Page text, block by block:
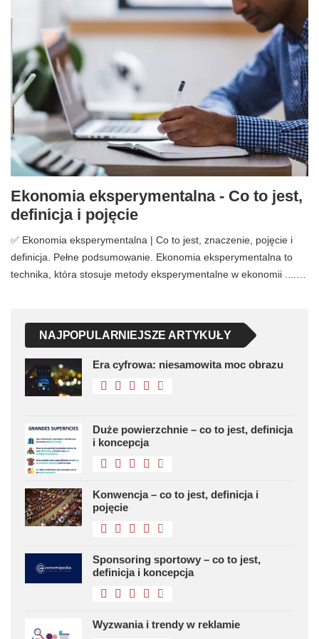
Ekonomia eksperymentalna - Co to jest,
definicja i pojęcie
✅ Ekonomia eksperymentalna | Co to jest, znaczenie, pojęcie i
definicja. Pełne podsumowanie. Ekonomia eksperymentalna to
technika, która stosuje metody eksperymentalne w ekonomii ....…
NAJPOPULARNIEJSZE ARTYKUŁY
Era cyfrowa: niesamowita moc obrazu
Duże powierzchnie – co to jest, definicja
i koncepcja
Konwencja – co to jest, definicja i
pojęcie
Sponsoring sportowy – co to jest,
definicja i koncepcja
Wyzwania i trendy w reklamie